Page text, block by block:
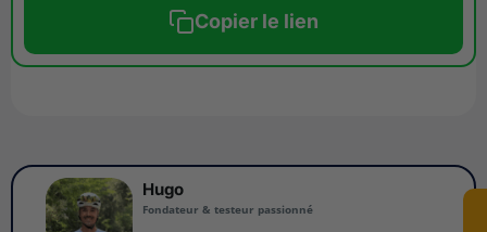
Copier le lien
Hugo
Fondateur & testeur passionné